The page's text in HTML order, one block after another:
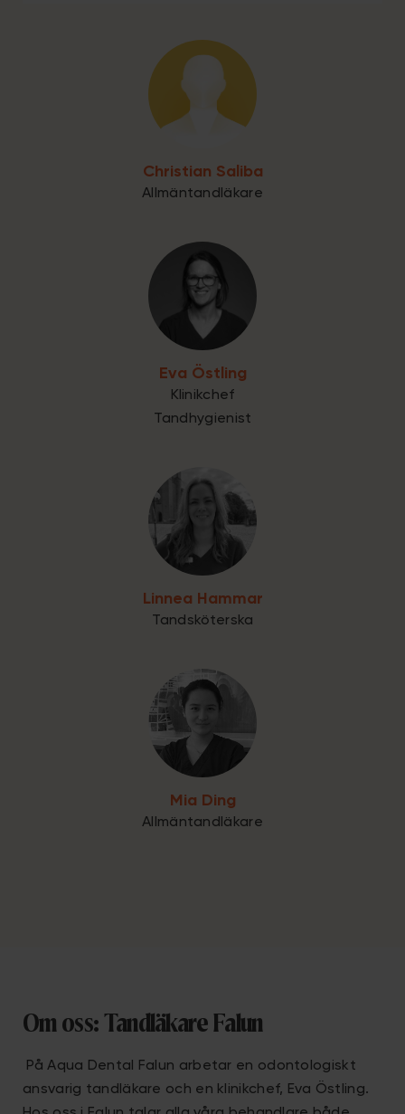
Christian Saliba
Allmäntandläkare
Eva Östling
Klinikchef
Tandhygienist
Linnea Hammar
Tandsköterska
Mia Ding
Allmäntandläkare
Om oss: Tandläkare Falun
På Aqua Dental Falun arbetar en odontologiskt
ansvarig tandläkare och en klinikchef, Eva Östling.